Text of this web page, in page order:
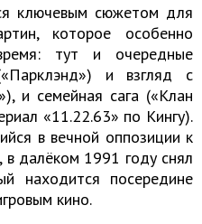
ключевым сюжетом для
которое особенно
тут и очередные
и взгляд с
и семейная сага («Клан
«11.22.63» по Кингу).
в вечной оппозиции к
в далёком 1991 году снял
находится посередине
кино.